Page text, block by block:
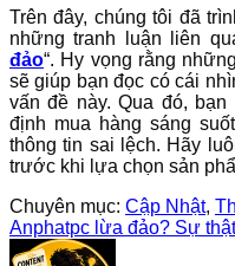
Trên đây, chúng tôi đã
những tranh luận liên
đảo“. Hy vọng rằng
sẽ giúp bạn đọc có cái
vấn đề này. Qua đó,
định mua hàng sáng
thông tin sai lệch. Hãy
trước khi lựa chọn sản
Chuyên mục: Cập Nhật,
Anphatpc lừa đảo? Sự